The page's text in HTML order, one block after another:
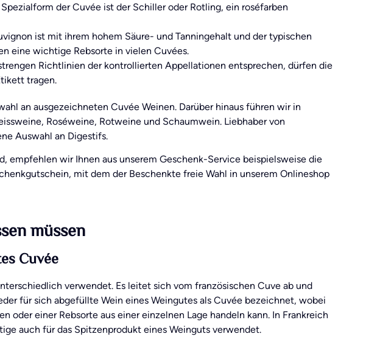
Spezialform der Cuvée ist der Schiller oder Rotling, ein roséfarben
ist mit ihrem hohem Säure- und Tanningehalt und der typischen
eine wichtige Rebsorte in vielen Cuvées.
Richtlinien der kontrollierten Appellationen entsprechen, dürfen die
tragen.
an ausgezeichneten Cuvée Weinen. Darüber hinaus führen wir in
Roséweine, Rotweine und Schaumwein. Liebhaber von
Auswahl an Digestifs.
empfehlen wir Ihnen aus unserem Geschenk-Service beispielsweise die
mit dem der Beschenkte freie Wahl in unserem Onlineshop
müssen
Cuvée
verwendet. Es leitet sich vom französischen Cuve ab und
für sich abgefüllte Wein eines Weingutes als Cuvée bezeichnet, wobei
oder einer Rebsorte aus einer einzelnen Lage handeln kann. In Frankreich
auch für das Spitzenprodukt eines Weinguts verwendet.